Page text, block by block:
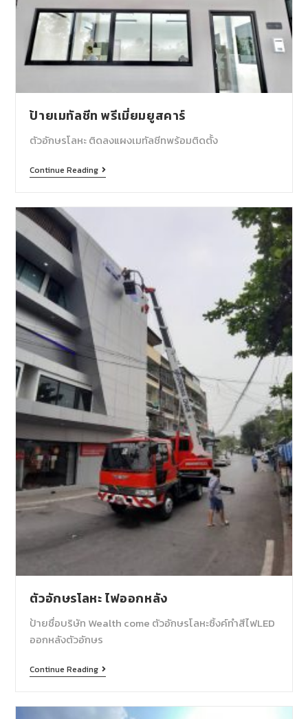
ป้ายเมทัลชีท พรีเมี่ยมยูสคาร์
ตัวอักษรโลหะ ติดลงแผงเมทัลชีทพร้อมติดตั้ง
Continue Reading
ตัวอักษรโลหะ ไฟออกหลัง
ป้ายชื่อบริษัท Wealth come ตัวอักษรโลหะซิ้งค์ทำสีไฟLED
ออกหลังตัวอักษร
Continue Reading